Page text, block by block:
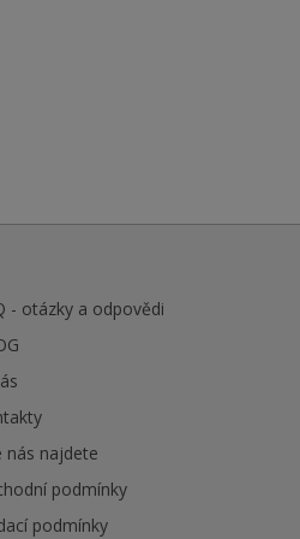
- otázky a odpovědi
nás najdete
podmínky
podmínky